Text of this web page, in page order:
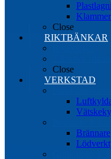
Close
RIKTBÄNKAR
Close
VERKSTAD
Brännare